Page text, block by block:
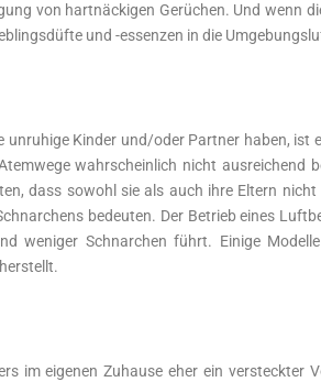
von hartnäckigen Gerüchen. Und wenn
und -essenzen in die
Kinder und/oder Partner haben, ist
wahrscheinlich nicht ausreichend
dass sowohl sie als auch ihre Eltern
bedeuten. Der Betrieb eines
weniger Schnarchen führt. Einige
im eigenen Zuhause eher ein versteckter